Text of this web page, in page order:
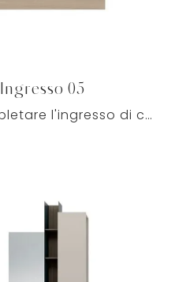
Ingresso 05
Vuoi completare l'ingresso di casa in modo pratico e dinamico? Scopri il modello Ingresso 05 di Tomasella in melaminico!